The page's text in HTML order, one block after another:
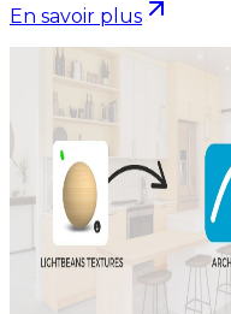
En savoir plus